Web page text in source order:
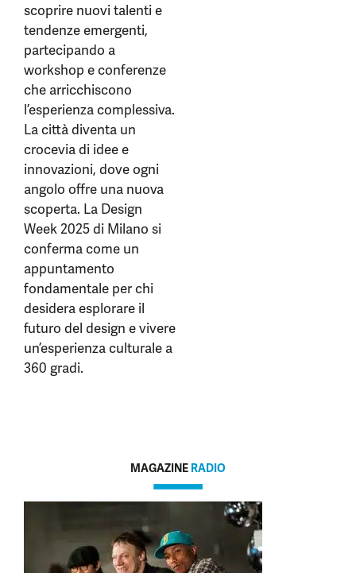
scoprire nuovi talenti e
tendenze emergenti,
partecipando a
workshop e conferenze
che arricchiscono
l’esperienza complessiva.
La città diventa un
crocevia di idee e
innovazioni, dove ogni
angolo offre una nuova
scoperta. La Design
Week 2025 di Milano si
conferma come un
appuntamento
fondamentale per chi
desidera esplorare il
futuro del design e vivere
un’esperienza culturale a
360 gradi.
MAGAZINE RADIO